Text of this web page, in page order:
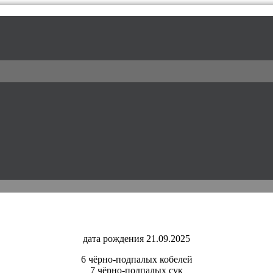
питомник доберманов
дата рождения 21.09.2025
6 чёрно-подпалых кобелей
7 чёрно-подпалых сук